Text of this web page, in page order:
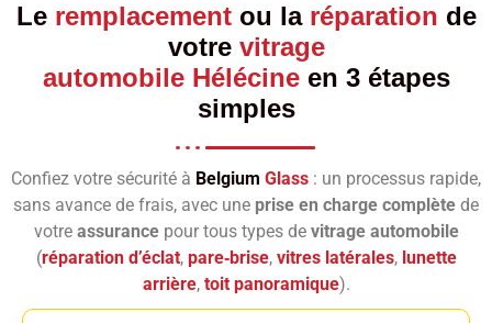
Le remplacementou la réparation de
votre vitrage
automobile Hélécineen 3 étapes
simples
Confiez votre sécurité à Belgium Glass : un processus rapide,
sans avance de frais, avec une prise en charge complète de
votre assurancepour tous types de vitrage automobile
(réparation d’éclat, pare‑brise, vitres latérales, lunette
arrière, toit panoramique).